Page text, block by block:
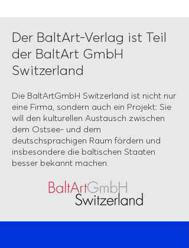
Der BaltArt-Verlag ist Teil
der BaltArt GmbH
Switzerland
Die BaltArtGmbH Switzerland ist nicht nur
eine Firma, sondern auch ein Projekt: Sie
will den kulturellen Austausch zwischen
dem Ostsee- und dem
deutschsprachigen Raum fördern und
insbesondere die baltischen Staaten
besser bekannt machen.